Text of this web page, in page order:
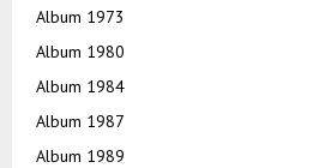
Album 1973
Album 1980
Album 1984
Album 1987
Album 1989